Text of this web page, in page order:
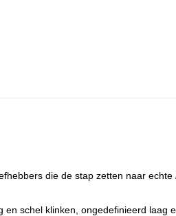
die de stap zetten naar echte
en schel klinken, ongedefinieerd